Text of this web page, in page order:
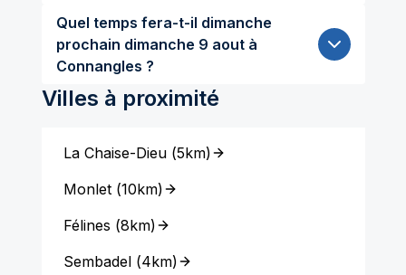
Quel temps fera-t-il dimanche
prochain dimanche 9 aout à
Connangles ?
Villes à proximité
La Chaise-Dieu(5km)
Monlet(10km)
Félines (8km)
Sembadel(4km)